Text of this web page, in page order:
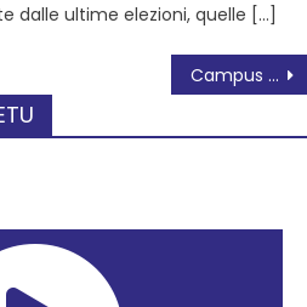
dalle ultime elezioni, quelle […]
Campus estivo, un’estate all’avventura! Esploratori al Museo dei Grandi Fiumi